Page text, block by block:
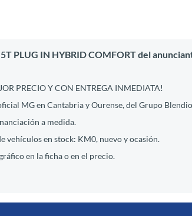
PLUG IN HYBRID COMFORT del
PRECIO Y CON ENTREGA INMEDIATA!
MG en Cantabria y Ourense, del Grupo
a medida.
vehículos en stock: KM0, nuevo y ocasión.
en la ficha o en el precio.